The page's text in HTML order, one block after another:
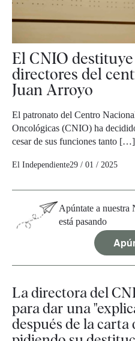
El CNIO destituye
directores del
Juan Arroyo
El patronato del Centro
Oncológicas (CNIO) ha
cesar de sus funciones tanto […]
El Independiente29 / 01 / 2025
Apúntate a nuestra
está pasando
La directora del
para dar una
después de la